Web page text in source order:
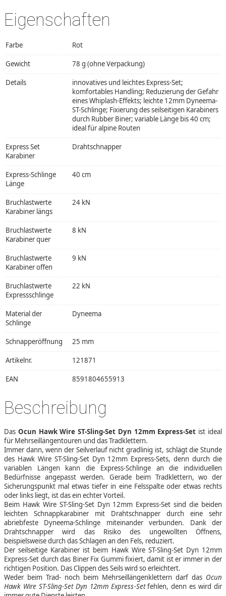
Eigenschaften
Farbe Rot
Gewicht 78 g (ohne Verpackung)
Details
innovatives und leichtes Express-Set;
komfortables Handling; Reduzierung der Gefahr
eines Whiplash-Effekts; leichte 12mm Dyneema-
ST-Schlinge; Fixierung des seilseitigen Karabiners
durch Rubber Biner; variable Länge bis 40 cm;
ideal für alpine Routen
Express Set
Karabiner
Drahtschnapper
Express-Schlinge
Länge
40 cm
Bruchlastwerte
Karabiner längs
24 kN
Bruchlastwerte
Karabiner quer
8 kN
Bruchlastwerte
Karabiner offen
9 kN
Bruchlastwerte
Expressschlinge
22 kN
Material der
Schlinge
Dyneema
Schnapperöffnung 25 mm
Artikelnr. 121871
EAN 8591804655913
Beschreibung
Das Ocun Hawk Wire ST-Sling-Set Dyn 12mm Express-Set ist ideal
für Mehrseillängentouren und das Tradklettern.
Immer dann, wenn der Seilverlauf nicht gradlinig ist, schlägt die Stunde
des Hawk Wire ST-Sling-Set Dyn 12mm Express-Sets, denn durch die
variablen Längen kann die Express-Schlinge an die individuellen
Bedürfnisse angepasst werden. Gerade beim Tradklettern, wo der
Sicherungspunkt mal etwas tiefer in eine Felsspalte oder etwas rechts
oder links liegt, ist das ein echter Vorteil.
Beim Hawk Wire ST-Sling-Set Dyn 12mm Express-Set sind die beiden
leichten Schnappkarabiner mit Drahtschnapper durch eine sehr
abriebfeste Dyneema-Schlinge miteinander verbunden. Dank der
Drahtschnapper wird das Risiko des ungewollten Öffnens,
beispielsweise durch das Schlagen an den Fels, reduziert.
Der seilseitige Karabiner ist beim Hawk Wire ST-Sling-Set Dyn 12mm
Express-Set durch das Biner Fix Gummi fixiert, damit ist er immer in der
richtigen Position. Das Clippen des Seils wird so erleichtert.
Weder beim Trad- noch beim Mehrseillängenklettern darf das Ocun
Hawk Wire ST-Sling-Set Dyn 12mm Express-Setfehlen, denn es wird dir